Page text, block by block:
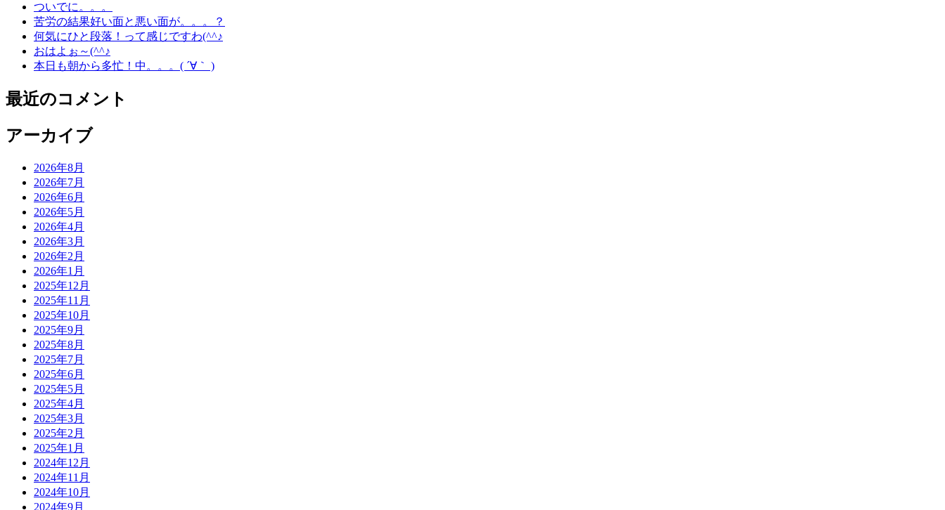
ついでに。。。
苦労の結果好い面と悪い面が。。。？
何気にひと段落！って感じですわ(^^♪
おはよぉ～(^^♪
本日も朝から多忙！中。。。( ´∀｀ )
最近のコメント
アーカイブ
2026年8月
2026年7月
2026年6月
2026年5月
2026年4月
2026年3月
2026年2月
2026年1月
2025年12月
2025年11月
2025年10月
2025年9月
2025年8月
2025年7月
2025年6月
2025年5月
2025年4月
2025年3月
2025年2月
2025年1月
2024年12月
2024年11月
2024年10月
2024年9月